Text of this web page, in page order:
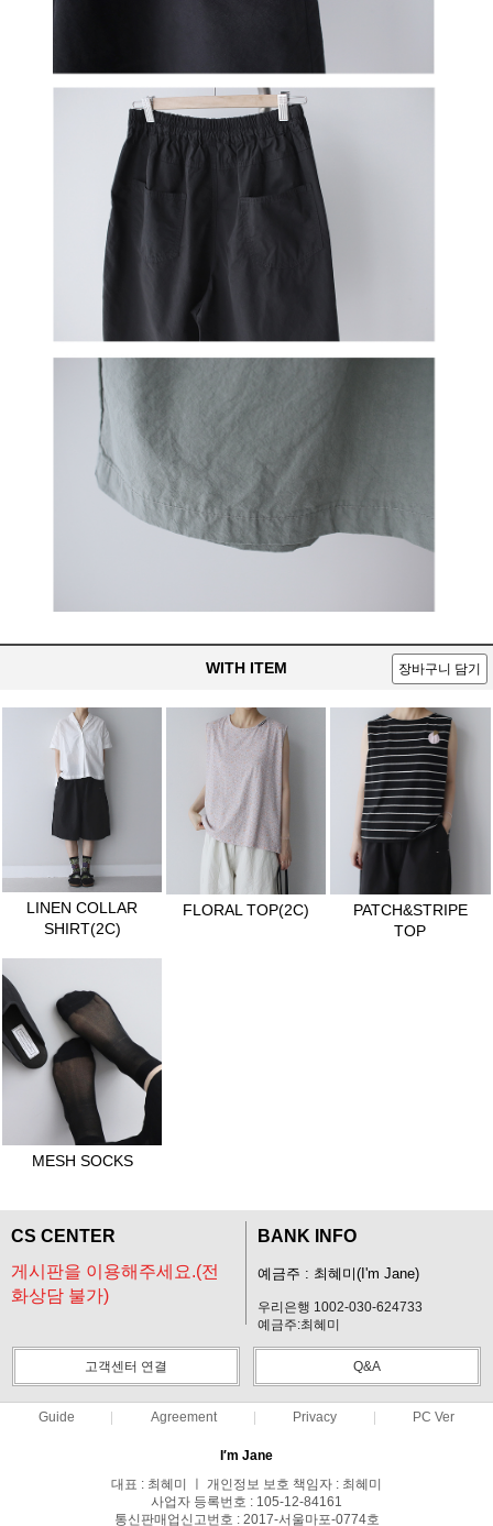
WITH ITEM 장바구니 담기
LINEN COLLAR
SHIRT(2C)
FLORAL TOP(2C)
PATCH&STRIPE
TOP
MESH SOCKS
CS CENTER
게시판을 이용해주세요.(전
화상담 불가)
BANK INFO
예금주 : 최혜미(I'm Jane)
우리은행 1002-030-624733
예금주:최혜미
고객센터 연결 Q&A
Guide Agreement Privacy PC Ver
I′m Jane
대표 : 최혜미 ㅣ 개인정보 보호 책임자 : 최혜미
사업자 등록번호 : 105-12-84161
통신판매업신고번호 : 2017-서울마포-0774호